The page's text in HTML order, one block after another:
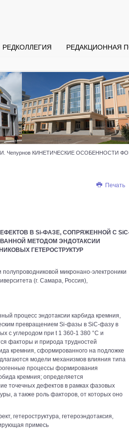
РЕДКОЛЛЕГИЯ РЕДАКЦИОННАЯ
И. Чепурнов КИНЕТИЧЕСКИЕ ОСОБЕННОСТИ
Печать
В Si-ФАЗЕ, СОПРЯЖЕННОЙ С
МЕТОДОМ ЭНДОТАКСИИ
ГЕТЕРОСТРУКТУР
микронано-электроники
(г. Самара, Россия),
процесс эндотаксии карбида кремния,
превращением Si-фазы в SiC-фазу в
с углеродом при t 1 360-1 380 °С и
факторы и природа трудностей
кремния, сформированного на подложке
модели механизмов влияния типа
процессы формирования
кремния; определяется
точечных дефектов в рамках фазовых
а также роль факторов, от которых оно
гетероструктура, гетероэндотаксия,
примесь